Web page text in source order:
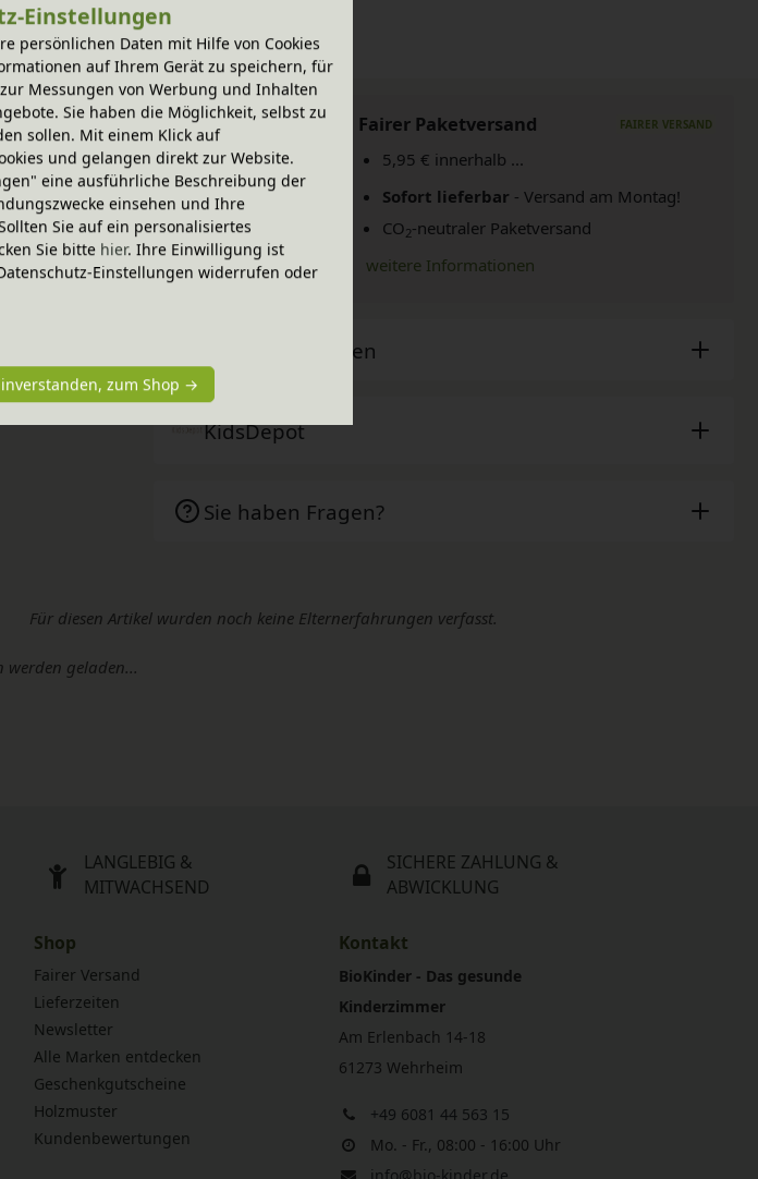
werden.
Fairer Paketversand
5,95 € innerhalb ...
Sofort lieferbar - Versand am Montag!
CO2-neutraler Paketversand
weitere Informationen
Technische Daten
KidsDepot
Sie haben Fragen?
Für diesen Artikel wurden noch keine Elternerfahrungen verfasst.
werden geladen...
LANGLEBIG &
MITWACHSEND
SICHERE ZAHLUNG &
ABWICKLUNG
Shop
Fairer Versand
Lieferzeiten
Newsletter
Alle Marken entdecken
Geschenkgutscheine
Holzmuster
Kundenbewertungen
Kontakt
BioKinder - Das gesunde
Kinderzimmer
Am Erlenbach 14-18
61273 Wehrheim
+49 6081 44 563 15
Mo. - Fr., 08:00 - 16:00 Uhr
Einstellungen
persönlichen Daten mit Hilfe von Cookies
auf Ihrem Gerät zu speichern, für
Messungen von Werbung und Inhalten
Sie haben die Möglichkeit, selbst zu
sollen. Mit einem Klick auf
und gelangen direkt zur Website.
eine ausführliche Beschreibung der
einsehen und Ihre
Sie auf ein personalisiertes
Sie bitte hier. Ihre Einwilligung ist
Einstellungen widerrufen oder
zum Shop →